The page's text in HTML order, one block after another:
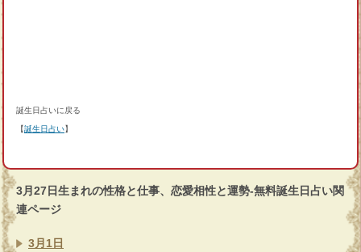
誕生日占いに戻る
【誕生日占い】
3月27日生まれの性格と仕事、恋愛相性と運勢-無料誕生日占い関
連ページ
3月1日